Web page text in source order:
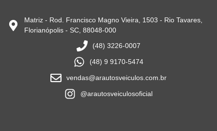
Matriz - Rod. Francisco Magno Vieira, 1503 - Rio Tavares,
Florianópolis - SC, 88048-000
(48) 3226-0007
(48) 9 9170-5474
vendas@arautosveiculos.com.br
@arautosveiculosoficial